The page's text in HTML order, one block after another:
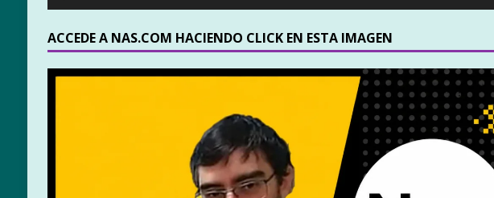
ACCEDE A NAS.COM HACIENDO CLICK EN ESTA IMAGEN